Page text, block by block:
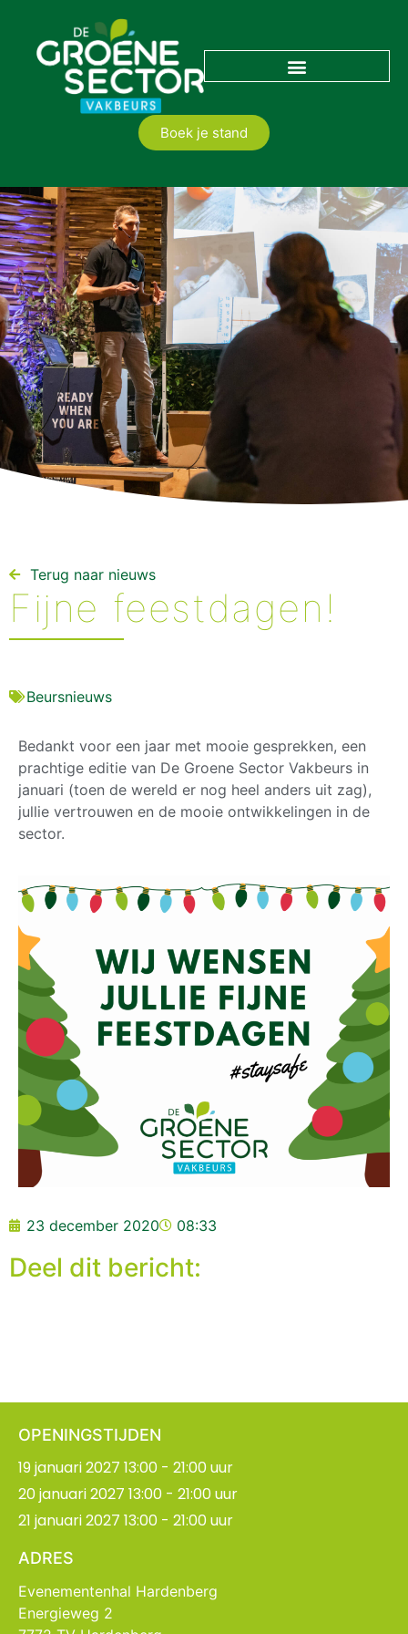
Boek je stand
Terug naar nieuws​
Fijne feestdagen!
Beursnieuws
Bedankt voor een jaar met mooie gesprekken, een
prachtige editie van De Groene Sector Vakbeurs in
januari (toen de wereld er nog heel anders uit zag),
jullie vertrouwen en de mooie ontwikkelingen in de
sector.
23 december 2020 08:33
Deel dit bericht:
OPENINGSTIJDEN
19 januari 2027 13:00 - 21:00 uur
20 januari 2027 13:00 - 21:00 uur
21 januari 2027 13:00 - 21:00 uur
ADRES
Evenementenhal Hardenberg
Energieweg 2